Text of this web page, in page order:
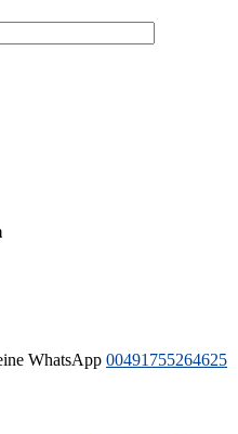
WhatsApp 00491755264625